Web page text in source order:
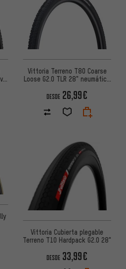
Vittoria Terreno T80 Coarse
Loose G2.0 TLR 28" neumático
DESDE 26,99€
5 basada en 1 reseñas
Vittoria Cubierta plegable
Terreno T10 Hardpack G2.0 28"
DESDE 33,99€